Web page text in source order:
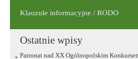
Klauzule informacyjne / RODO
Ostatnie wpisy
Patronat nad XX Ogólnopolskim